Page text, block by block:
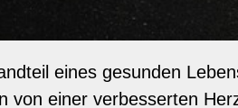
eines gesunden
von einer verbesserten